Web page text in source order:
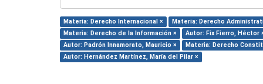
Materia: Derecho Internacional ×
Materia: Derecho
Materia: Derecho de la Información ×
Autor: Fix Fierro, Héctor
Autor: Padrón Innamorato, Mauricio ×
Materia: Derecho
Autor: Hernández Martínez, María del Pilar ×